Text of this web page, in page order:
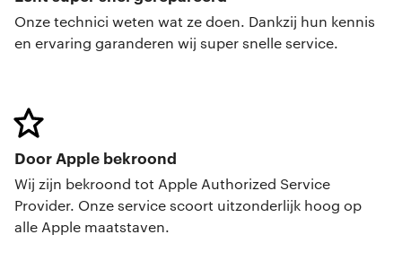
Onze technici weten wat ze doen. Dankzij hun kennis
en ervaring garanderen wij super snelle service.
Door Apple bekroond
Wij zijn bekroond tot Apple Authorized Service
Provider. Onze service scoort uitzonderlijk hoog op
alle Apple maatstaven.